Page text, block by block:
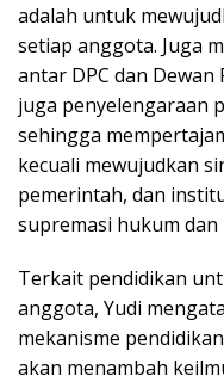
adalah untuk
setiap anggota. Juga
antar DPC dan
juga penyelengaraan
sehingga
kecuali mewujudkan
pemerintah, dan
supremasi hukum dan
Terkait pendidikan
anggota, Yudi
mekanisme
akan menambah